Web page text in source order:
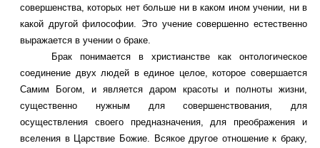
совершенства, которых нет больше ни в каком ином учении, ни в
какой другой философии. Это учение совершенно естественно
выражается в учении о браке.
Брак понимается в христианстве как онтологическое
соединение двух людей в единое целое, которое совершается
Самим Богом, и является даром красоты и полноты жизни,
существенно нужным для совершенствования, для
осуществления своего предназначения, для преображения и
вселения в Царствие Божие. Всякое другое отношение к браку,